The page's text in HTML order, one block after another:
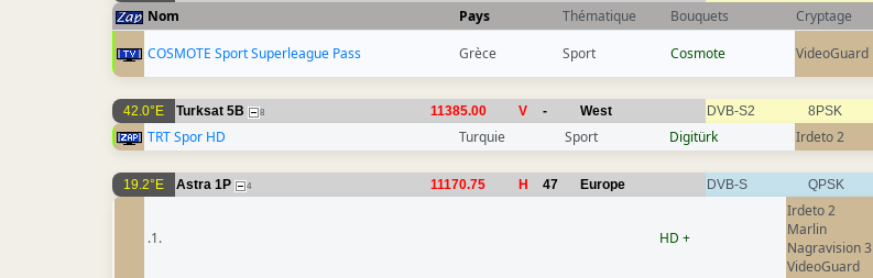
Nom Pays Thématique Bouquets Cryptage
COSMOTE Sport Superleague Pass
Grèce Sport Cosmote VideoGuard
42.0°E Turksat 5B 8 11385.00 V - West DVB-S2 8PSK
TRT Spor HD Turquie Sport Digitürk Irdeto 2
19.2°E Astra 1P 4 11170.75 H 47 Europe DVB-S QPSK
.1. HD +
Irdeto 2
Marlin
Nagravision 3
VideoGuard